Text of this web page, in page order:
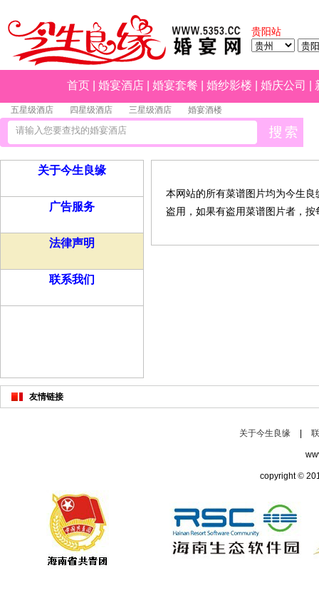
贵阳站
首页 婚宴酒店 婚宴套餐 婚纱影楼 婚庆公司
五星级酒店 四星级酒店 三星级酒店 婚宴酒楼
关于今生良缘
广告服务
法律声明
联系我们
本网站的所有菜谱图片均为今生
盗用，如果有盗用菜谱图片者，
友情链接
关于今生良缘
copyright©